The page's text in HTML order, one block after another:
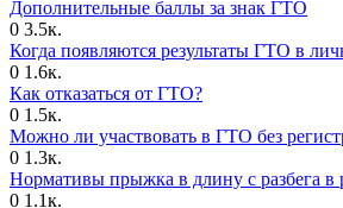
Дополнительные баллы за знак ГТО
0 3.5к.
Когда появляются результаты ГТО в
0 1.6к.
Как отказаться от ГТО?
0 1.5к.
Можно ли участвовать в ГТО без
0 1.3к.
Нормативы прыжка в длину с разбега в
0 1.1к.